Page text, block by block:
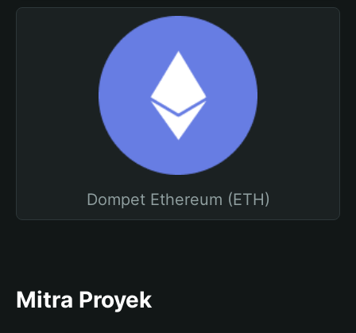
Dompet Ethereum (ETH)
Mitra Proyek